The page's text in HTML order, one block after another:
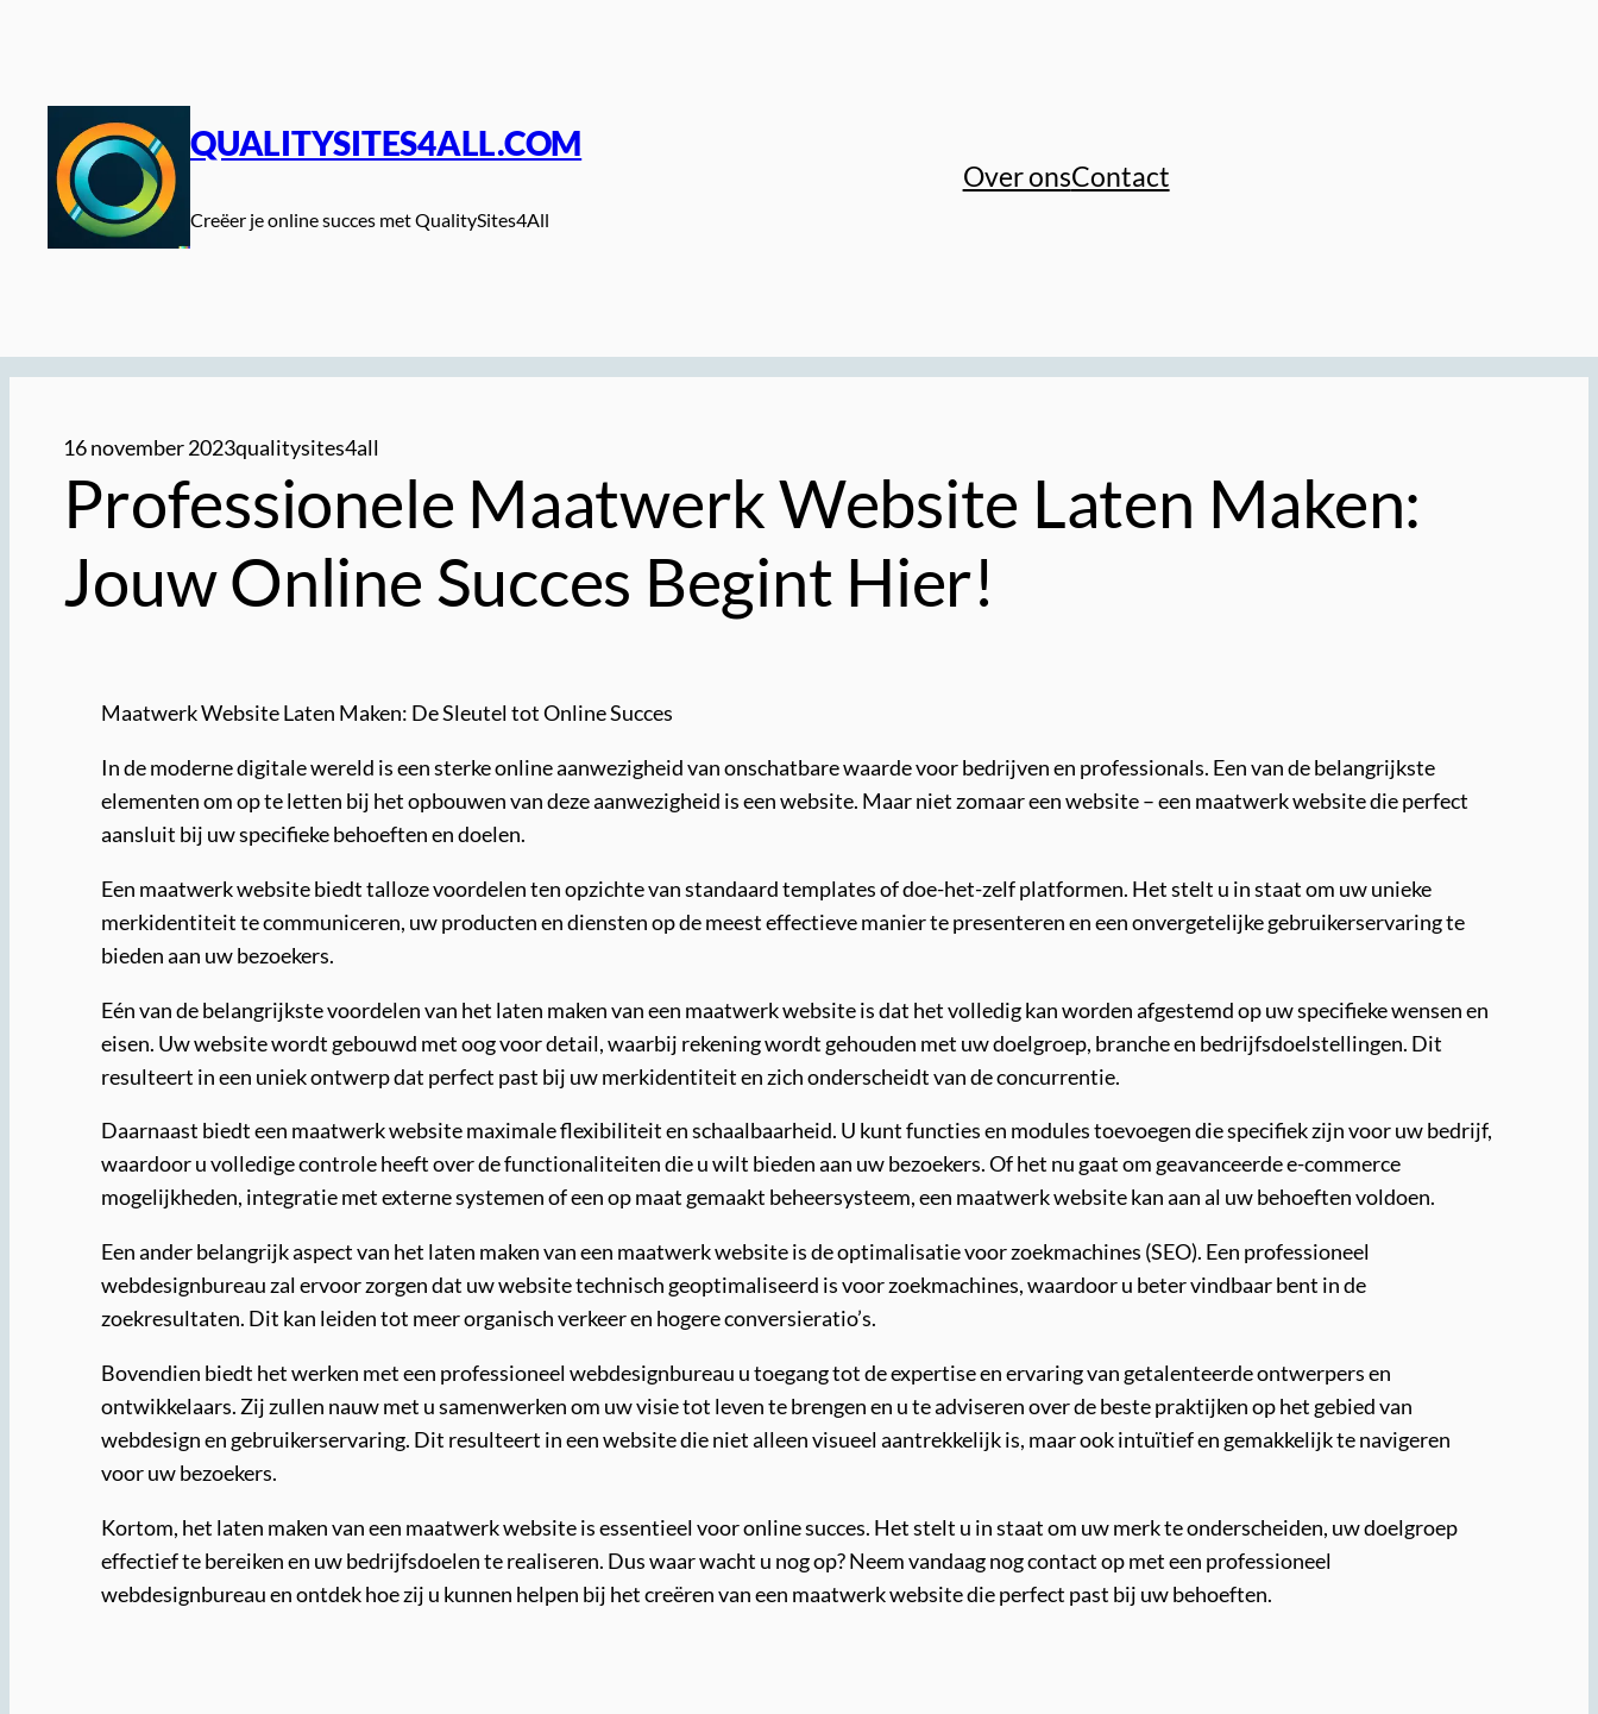
QUALITYSITES4ALL.COM
Creëer je online succes met QualitySites4All
Over onsContact
16 november 2023qualitysites4all
Professionele Maatwerk Website Laten Maken:
Jouw Online Succes Begint Hier!
Maatwerk Website Laten Maken: De Sleutel tot Online Succes
In de moderne digitale wereld is een sterke online aanwezigheid van onschatbare waarde voor bedrijven en professionals. Een van de belangrijkste
elementen om op te letten bij het opbouwen van deze aanwezigheid is een website. Maar niet zomaar een website – een maatwerk website die perfect
aansluit bij uw specifieke behoeften en doelen.
Een maatwerk website biedt talloze voordelen ten opzichte van standaard templates of doe-het-zelf platformen. Het stelt u in staat om uw unieke
merkidentiteit te communiceren, uw producten en diensten op de meest effectieve manier te presenteren en een onvergetelijke gebruikerservaring te
bieden aan uw bezoekers.
Eén van de belangrijkste voordelen van het laten maken van een maatwerk website is dat het volledig kan worden afgestemd op uw specifieke wensen en
eisen. Uw website wordt gebouwd met oog voor detail, waarbij rekening wordt gehouden met uw doelgroep, branche en bedrijfsdoelstellingen. Dit
resulteert in een uniek ontwerp dat perfect past bij uw merkidentiteit en zich onderscheidt van de concurrentie.
Daarnaast biedt een maatwerk website maximale flexibiliteit en schaalbaarheid. U kunt functies en modules toevoegen die specifiek zijn voor uw bedrijf,
waardoor u volledige controle heeft over de functionaliteiten die u wilt bieden aan uw bezoekers. Of het nu gaat om geavanceerde e-commerce
mogelijkheden, integratie met externe systemen of een op maat gemaakt beheersysteem, een maatwerk website kan aan al uw behoeften voldoen.
Een ander belangrijk aspect van het laten maken van een maatwerk website is de optimalisatie voor zoekmachines (SEO). Een professioneel
webdesignbureau zal ervoor zorgen dat uw website technisch geoptimaliseerd is voor zoekmachines, waardoor u beter vindbaar bent in de
zoekresultaten. Dit kan leiden tot meer organisch verkeer en hogere conversieratio’s.
Bovendien biedt het werken met een professioneel webdesignbureau u toegang tot de expertise en ervaring van getalenteerde ontwerpers en
ontwikkelaars. Zij zullen nauw met u samenwerken om uw visie tot leven te brengen en u te adviseren over de beste praktijken op het gebied van
webdesign en gebruikerservaring. Dit resulteert in een website die niet alleen visueel aantrekkelijk is, maar ook intuïtief en gemakkelijk te navigeren
voor uw bezoekers.
Kortom, het laten maken van een maatwerk website is essentieel voor online succes. Het stelt u in staat om uw merk te onderscheiden, uw doelgroep
effectief te bereiken en uw bedrijfsdoelen te realiseren. Dus waar wacht u nog op? Neem vandaag nog contact op met een professioneel
webdesignbureau en ontdek hoe zij u kunnen helpen bij het creëren van een maatwerk website die perfect past bij uw behoeften.